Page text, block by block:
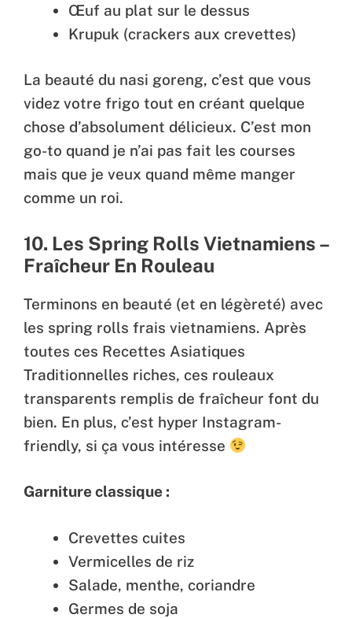
Œuf au plat sur le dessus
Krupuk (crackers aux crevettes)
La beauté du nasi goreng, c’est que vous
videz votre frigo tout en créant quelque
chose d’absolument délicieux. C’est mon
go-to quand je n’ai pas fait les courses
mais que je veux quand même manger
comme un roi.
10. Les Spring Rolls Vietnamiens –
Fraîcheur En Rouleau
Terminons en beauté (et en légèreté) avec
les spring rolls frais vietnamiens. Après
toutes ces Recettes Asiatiques
Traditionnelles riches, ces rouleaux
transparents remplis de fraîcheur font du
bien. En plus, c’est hyper Instagram-
friendly, si ça vous intéresse
Garniture classique :
Crevettes cuites
Vermicelles de riz
Salade, menthe, coriandre
Germes de soja